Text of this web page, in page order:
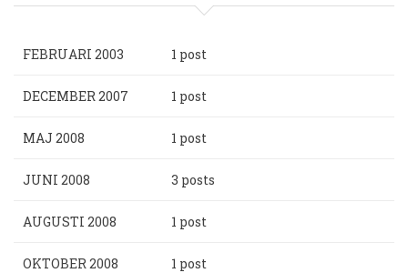
FEBRUARI 2003 1 post
DECEMBER 2007 1 post
MAJ 2008 1 post
JUNI 2008 3 posts
AUGUSTI 2008 1 post
OKTOBER 2008 1 post